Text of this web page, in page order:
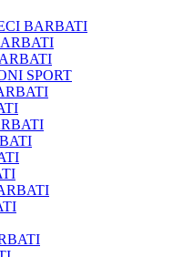
BARBATI
SPORT